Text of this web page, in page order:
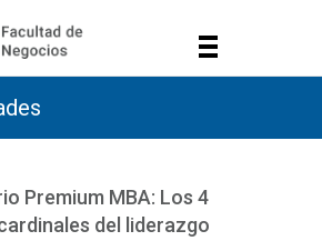
Premium MBA: Los 4
del liderazgo